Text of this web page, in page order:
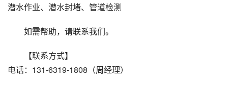
潜水作业、潜水封堵、管道检测
如需帮助，请联系我们。
【联系方式】
电话：131-6319-1808（周经理）